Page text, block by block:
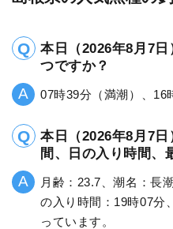
本日（2026年8月7
つですか？
07時39分（満潮）、16
本日（2026年8月7
間、日の入り時間、
月齢：23.7、潮名：長
の入り時間：19時07分
っています。